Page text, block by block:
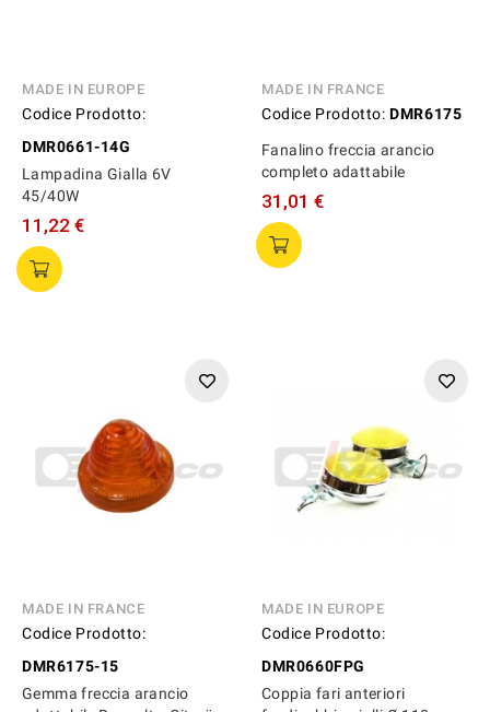
MADE IN EUROPE
Codice Prodotto:
DMR0661-14G
Lampadina Gialla 6V
45/40W
11,22 €
MADE IN FRANCE
Codice Prodotto: DMR6175
Fanalino freccia arancio
completo adattabile
31,01 €
MADE IN FRANCE
Codice Prodotto:
DMR6175-15
Gemma freccia arancio
MADE IN EUROPE
Codice Prodotto:
DMR0660FPG
Coppia fari anteriori